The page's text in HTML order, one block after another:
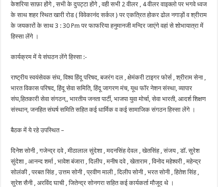
केशरिया साफ़ा होंगे , सभी के दुपट्टा होंगे , वही सभी 2 वीलर , 4 वीलर वाइक्लो पर भगवे ध्वज
के साथ शहर स्थित खारी रोड ( विवेकानंद सर्कल ) पर एकत्रित होकर ढोल नगाड़ों व श्रीराम
के जयकारों के साथ 3 : 30 Pm पर फाफरिया हनुमानजी मन्दिर जाएंगे वहां से शोभायात्रा में
हिस्सा लेंगे ।
कार्यक्रम में ये संघठन लेंगे हिस्सा :-
राष्ट्रीय स्वयंसेवक संघ, विश्व हिंदू परिषद, बजरंग दल , क्षेमंकरी टाइगर फोर्स , श्रीराम सेना ,
भारत विकास परिषद, हिंदू सेवा समिति, हिंदू जागरण मंच, यूथ फॉर नेशन संस्था, व्यापार
संघ,हितकारी सेवा संगठन,, भारतीय जनता पार्टी, भाजपा युवा मोर्चा, सेवा भारती, आदर्श शिक्षण
संस्थान, जनहित संघर्ष समिति सहित कई धार्मिक व कई सामाजिक संगठन हिस्सा लेंगे ।
बैठक में ये रहे उपस्थित –
दिनेश सोनी , गजेन्द्र दवे , मीठालाल सुंदेशा , मदनसिंह देवल , खेतसिंह , संजय , डॉ. सुरेश
सुंदेशा , आनन्द शर्मा , भावेश बंजारा , दिलीप , मनीष दवे , खेताराम , विनोद महेश्वरी , महेन्द्र
सोलंकी , परबत सिंह , उत्तम सोनी , प्रवीण माली , दिलीप सोनी , भरत सोनी , हितेश सिंह ,
सुरेश सैनी , अरविंद घाची , जितेन्द्र सोनगरा सहित कई कार्यकर्ता मौजूद थे ।